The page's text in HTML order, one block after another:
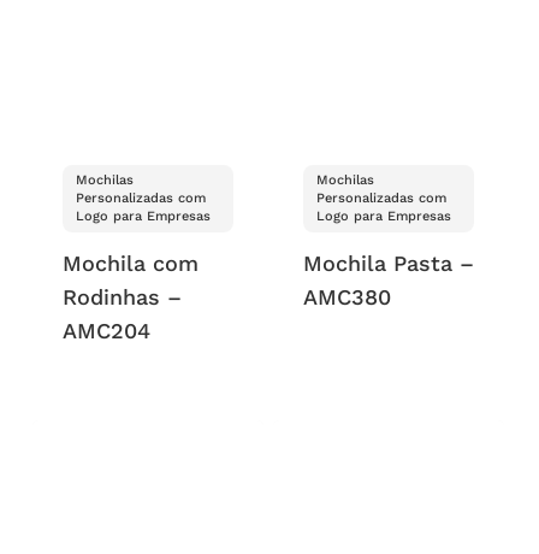
Mochilas
Personalizadas com
Logo para Empresas
Mochila com
Rodinhas –
AMC204
Mochilas
Personalizadas com
Logo para Empresas
Mochila Pasta –
AMC380